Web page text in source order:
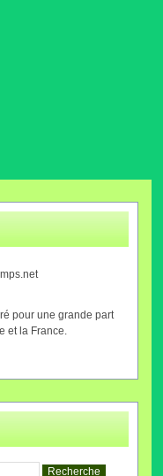
pour une grande part
et la France.